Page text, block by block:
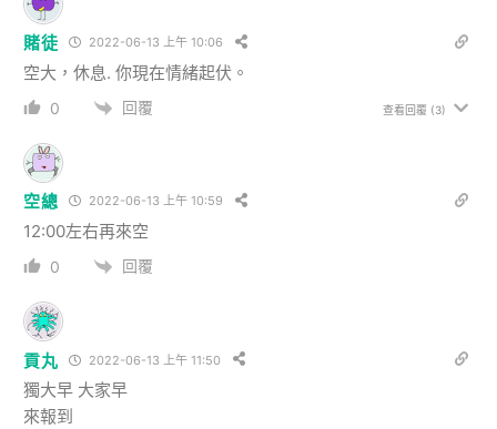
賭徒 2022-06-13 上午 10:06
空大，休息. 你現在情緒起伏。
0 回覆 查看回覆 (3)
空總 2022-06-13 上午 10:59
12:00左右再來空
0 回覆
貢丸 2022-06-13 上午 11:50
獨大早 大家早
來報到